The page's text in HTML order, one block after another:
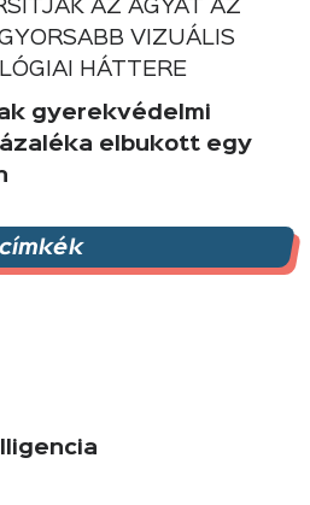
AZ AGYAT AZ
VIZUÁLIS
HÁTTERE
gyerekvédelmi
elbukott egy